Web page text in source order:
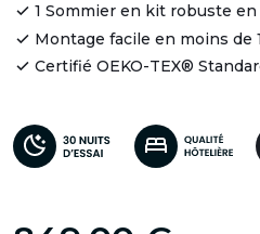
1 Sommier en kit robuste
Montage facile en moins de
Certifié OEKO-TEX®